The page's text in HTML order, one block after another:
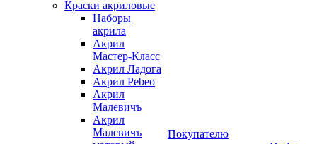
Краски акриловые
Наборы
акрила
Акрил
Мастер-Класс
Акрил Ладога
Акрил Pebeo
Акрил
Малевичъ
Акрил
Малевичъ
Покупателю